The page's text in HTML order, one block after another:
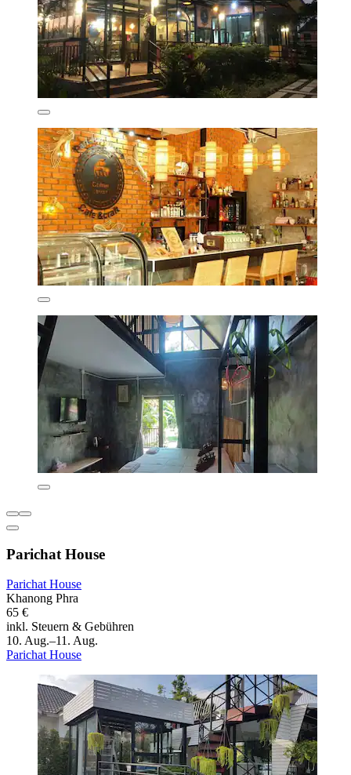
Parichat House
Parichat House
Khanong Phra
65 €
inkl. Steuern & Gebühren
10. Aug.–11. Aug.
Parichat House